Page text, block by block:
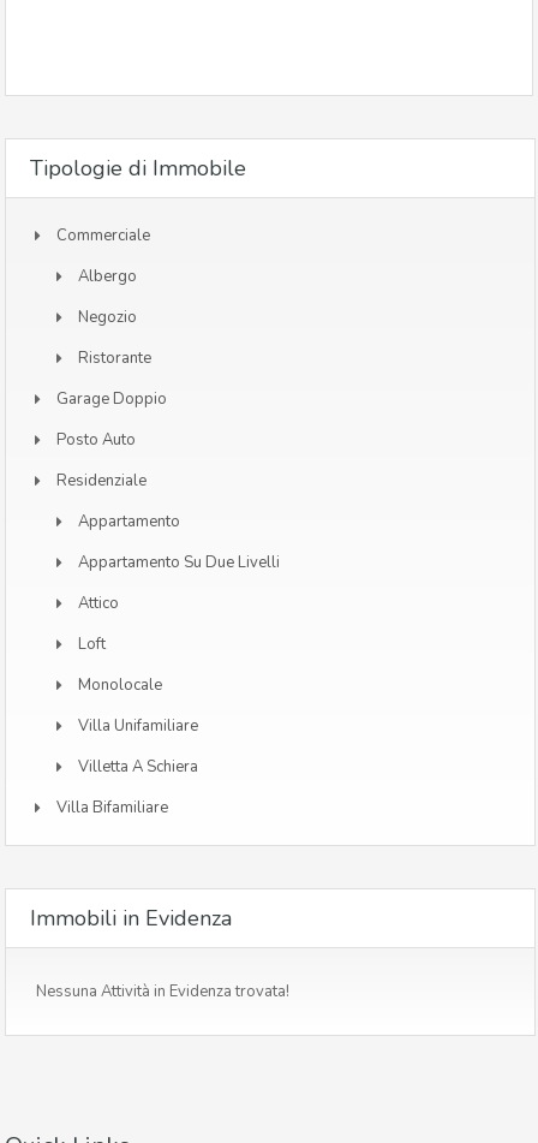
Tipologie di Immobile
Commerciale
Albergo
Negozio
Ristorante
Garage Doppio
Posto Auto
Residenziale
Appartamento
Appartamento Su Due Livelli
Attico
Loft
Monolocale
Villa Unifamiliare
Villetta A Schiera
Villa Bifamiliare
Immobili in Evidenza
Nessuna Attività in Evidenza trovata!